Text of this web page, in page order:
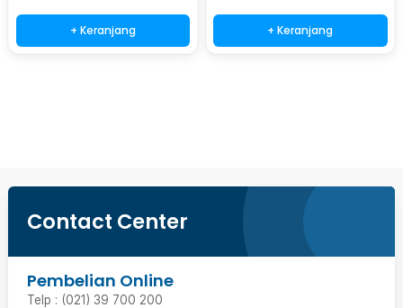
+ Keranjang + Keranjang
Contact Center
Pembelian Online
Telp : (021) 39 700 200